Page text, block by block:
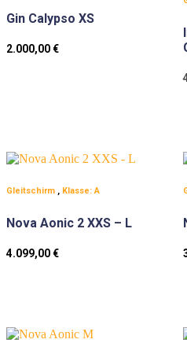
Gin Calypso XS
2.000,00€
Gleitschirm , Klasse: A
Nova Aonic 2 XXS – L
4.099,00€